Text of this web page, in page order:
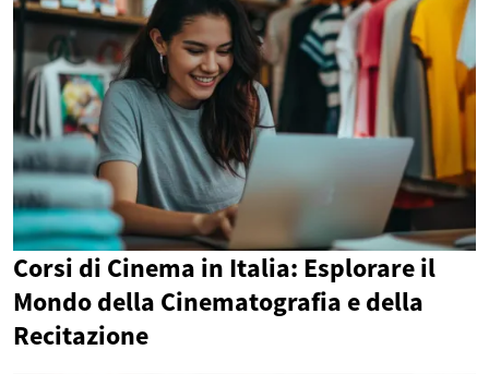
Corsi di Cinema in Italia: Esplorare il
Mondo della Cinematografia e della
Recitazione